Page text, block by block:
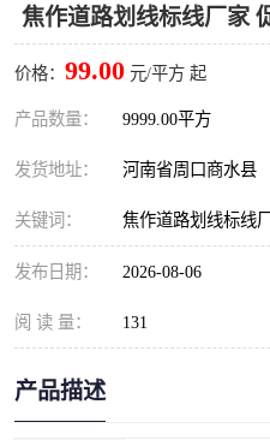
焦作道路划线标线厂家
价格： 99.00 元/平方 起
产品数量： 9999.00平方
发货地址： 河南省周口商水县
关键词： 焦作道路划线标线
发布日期： 2026-08-06
阅 读 量： 131
产品描述